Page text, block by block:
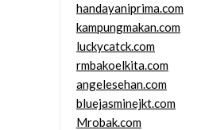
handayaniprima.com
kampungmakan.com
luckycatck.com
rmbakoelkita.com
angelesehan.com
bluejasminejkt.com
Mrobak.com